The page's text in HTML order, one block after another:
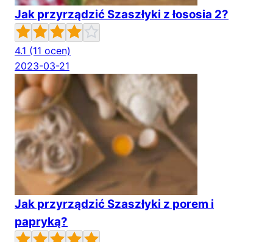
Jak przyrządzić Szaszłyki z łososia 2?
4.1 (11 ocen)
2023-03-21
Jak przyrządzić Szaszłyki z porem i
papryką?